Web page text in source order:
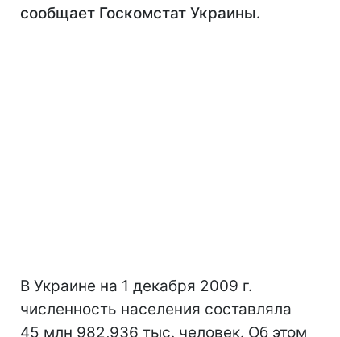
сообщает Госкомстат Украины.
В Украине на 1 декабря 2009 г.
численность населения составляла
45 млн 982,936 тыс. человек. Об этом